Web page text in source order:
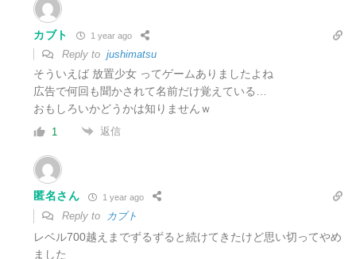
カブト 1 year ago
Reply to jushimatsu
そういえば 放置少女 ってゲームありましたよね
広告で何回も聞かされて名前だけ覚えている
おもしろいかどうかは知りませんｗ
1 返信
匿名さん 1 year ago
Reply to カブト
レベル700越えまでずるずると続けてきたけど思い切ってやめ
ました